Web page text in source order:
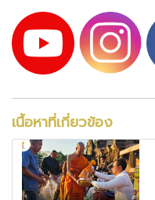
เนื้อหาที่เกี่ยวข้อง